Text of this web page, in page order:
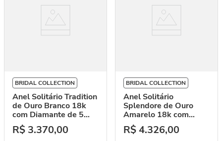
BRIDAL COLLECTION
Anel Solitário Tradition
de Ouro Branco 18k
com Diamante de 5
Pontos
R$ 3.370,00
BRIDAL COLLECTION
Anel Solitário
Splendore de Ouro
Amarelo 18k com
Diamante de 10 Pontos
R$4.326,00